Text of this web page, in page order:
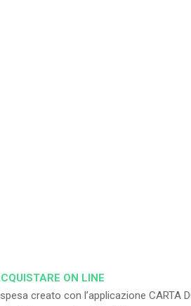
ON LINE
creato con l’applicazione CARTA